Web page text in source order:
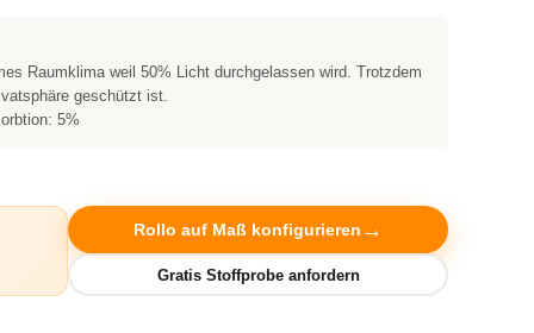
Raumklima weil 50% Licht durchgelassen wird. Trotzdem
geschützt ist.
5%
Rollo auf Maß konfigurieren